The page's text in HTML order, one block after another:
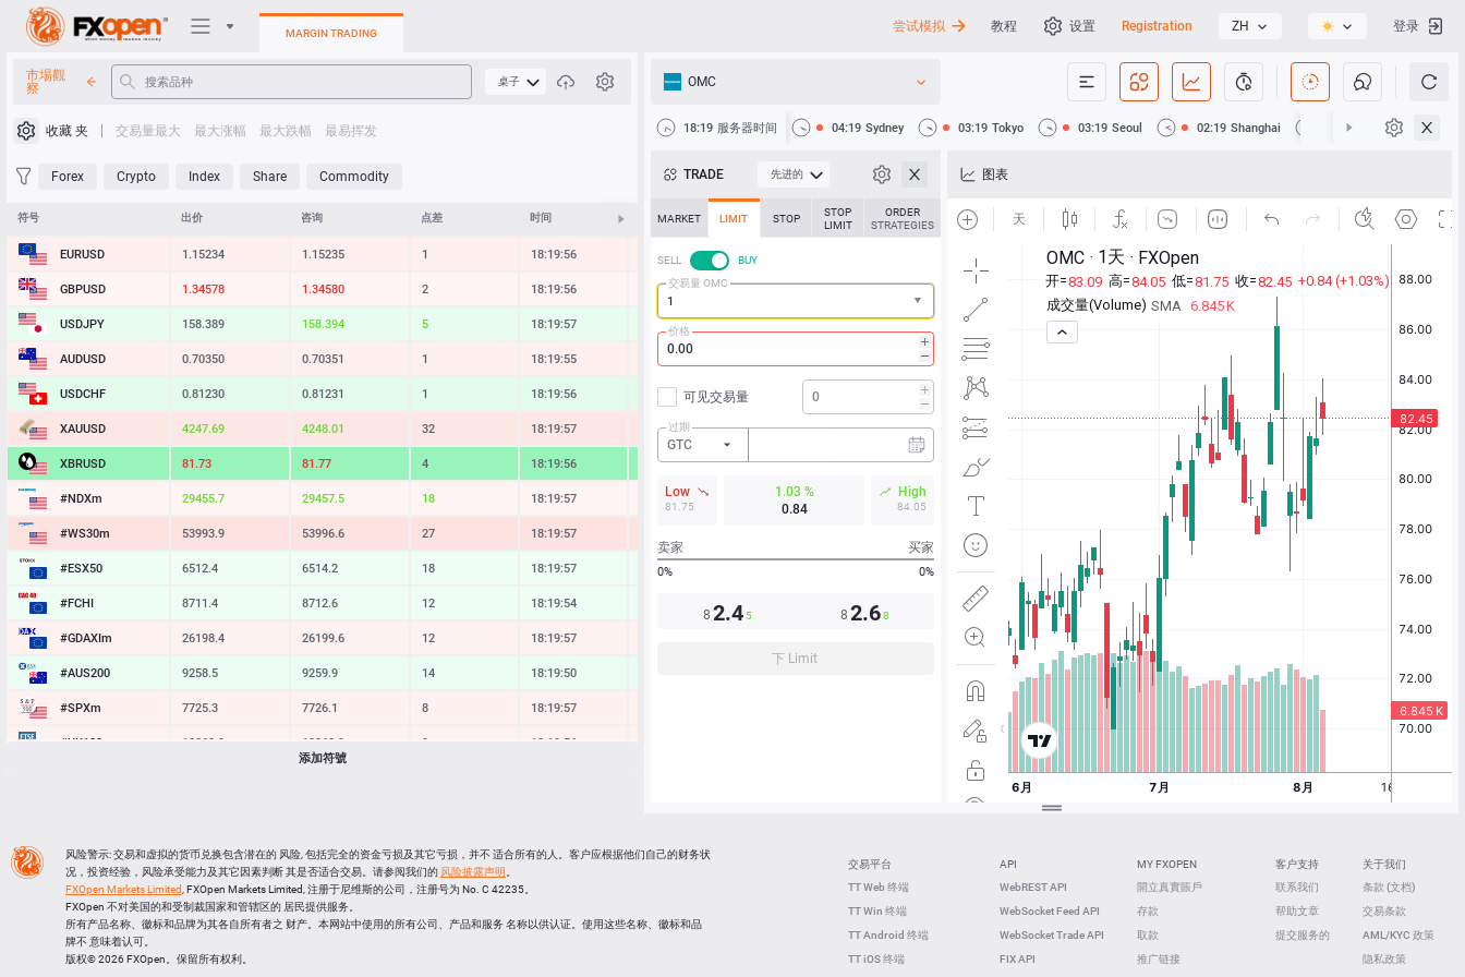
交易平台
Heatmap
MARGIN TRADING 尝试模拟 教程 设置 Registration ZH 登录
市場觀
察
桌子
收藏 夹 交易量最大 最大涨幅 最大跌幅 最易挥发
Forex Crypto Index Share Commodity
符号 出价 咨询 点差 时间 修改
EURUSD 1.15234 1.15235 1 18:19:56 -0.29 %
GBPUSD 1.34578 1.34580 2 18:19:56 -0.09 %
USDJPY 158.389 158.394 5 18:19:57 0.49 %
AUDUSD 0.70350 0.70351 1 18:19:55 -0.31 %
USDCHF 0.81230 0.81231 1 18:19:56
XAUUSD 4247.69 4248.01 32 18:19:57 -0.71 %
XBRUSD 81.73 81.77 4 18:19:56 3.59 %
#NDXm 29455.7 29457.5 18 18:19:57 -0.09 %
#WS30m 53993.9 53996.6 27 18:19:57
#ESX50 6512.4 6514.2 18 18:19:57 0.21 %
#FCHI 8711.4 8712.6 12 18:19:54
#GDAXIm 26198.4 26199.6 12 18:19:57
#AUS200 9258.5 9259.9 14 18:19:50
#SPXm 7725.3 7726.1 8 18:19:57
#UK100 10868.0 10868.9 9 18:19:56
LTCUSD 45.477 45.563 86 18:19:57 0.58 %
XRPUSD 1.04045 1.04185 140
ETHUSD 1910.674 1911.166 492 18:19:29 0.19 %
添加符號
OMC
18:19 服务器时间 04:19 Sydney 03:19 Tokyo 03:19 Seoul 02:19 Shanghai 02:19 Hong Kong
TRADE 先进的
MARKET LIMIT STOP
STOP
LIMIT
ORDER
STRATEGIES
SELL
BUY
交易量 OMC
价格
可见交易量
过期
GTC
Low
81.75
1.03 %
0.84
High
84.05
卖家 买家
0% 0%
8 2.4 5 8 2.6 8
下 Limit
图表
交易平台
TT Web 终端
TT Win 终端
TT Android 终端
TT iOS 终端
API
WebREST API
WebSocket Feed API
WebSocket Trade API
FIX API
MY FXOPEN
開立真實賬戶
存款
取款
推广链接
客户支持
联系我们
帮助文章
提交服务的
关于我们
条款 (文档)
交易条款
AML/KYC 政策
隐私政策
风险警示: 交易和虚拟的货币兑换包含潜在的 风险, 包括完全的资金亏损及其它亏损，并不 适合所有的人。客户应根据他们自己的财务状
况，投资经验，风险承受能力及其它因素判断 其是否适合交易。请参阅我们的 风险披露声明
FXOpen Markets Limited , FXOpen Markets Limited, 注册于尼维斯的公司，注册号为 No. C 42235。
FXOpen 不对美国的和受制裁国家和管辖区的 居民提供服务。
所有产品名称、徽标和品牌为其各自所有者之 财产。本网站中使用的所有公司、产品和服务 名称以供认证。使用这些名称、徽标和品
牌不 意味着认可。
版权© 2026 FXOpen。保留所有权利。